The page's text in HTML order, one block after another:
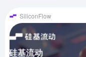
SiliconFlow